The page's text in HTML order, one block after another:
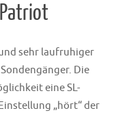
sehr laufruhiger
Die
eine SL-
„hört“ der